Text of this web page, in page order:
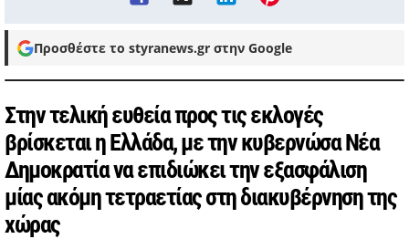
Προσθέστε το styranews.gr στην Google
Στην τελική ευθεία προς τις εκλογές
βρίσκεται η Ελλάδα, με την κυβερνώσα Νέα
Δημοκρατία να επιδιώκει την εξασφάλιση
μίας ακόμη τετραετίας στη διακυβέρνηση της
χώρας